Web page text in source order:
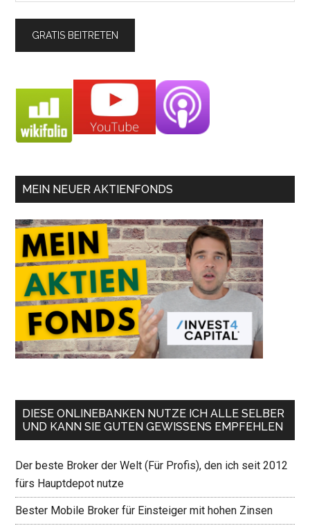
MEIN NEUER AKTIENFONDS
DIESE ONLINEBANKEN NUTZE ICH ALLE SELBER
UND KANN SIE GUTEN GEWISSENS EMPFEHLEN
Der beste Broker der Welt (Für Profis), den ich seit 2012
fürs Hauptdepot nutze
Bester Mobile Broker für Einsteiger mit hohen Zinsen